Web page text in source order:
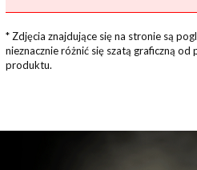
* Zdjęcia znajdujące się na stronie są
nieznacznie różnić się szatą graficzną
produktu.